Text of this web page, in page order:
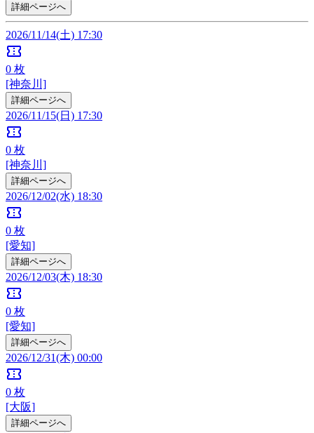
詳細ページへ
2026/11/14(土) 17:30
confirmation_number
0 枚
[神奈川]
詳細ページへ
2026/11/15(日) 17:30
confirmation_number
0 枚
[神奈川]
詳細ページへ
2026/12/02(水) 18:30
confirmation_number
0 枚
[愛知]
詳細ページへ
2026/12/03(木) 18:30
confirmation_number
0 枚
[愛知]
詳細ページへ
2026/12/31(木) 00:00
confirmation_number
0 枚
[大阪]
詳細ページへ